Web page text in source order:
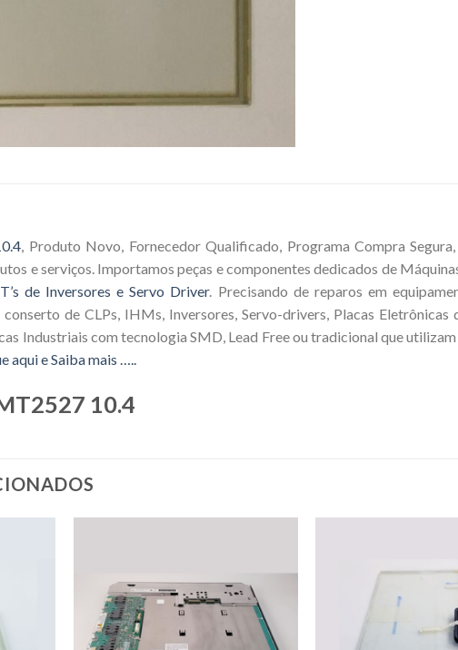
, Produto Novo, Fornecedor Qualificado, Programa Compra
e serviços. Importamos peças e componentes dedicados de
de Inversores e Servo Driver. Precisando de reparos em
de CLPs, IHMs, Inversores, Servo-drivers, Placas Eletrônicas
Industriais com tecnologia SMD, Lead Free ou tradicional que
aqui e Saiba mais …..
10.4